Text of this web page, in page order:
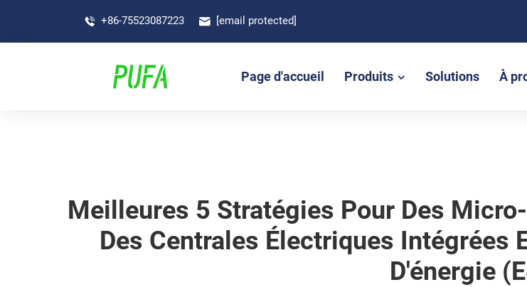
+86-75523087223 [email protected]
Page d'accueil Produits Solutions À
Meilleures 5 Stratégies Pour Des
Des Centrales Électriques Intégrées
D'énergie